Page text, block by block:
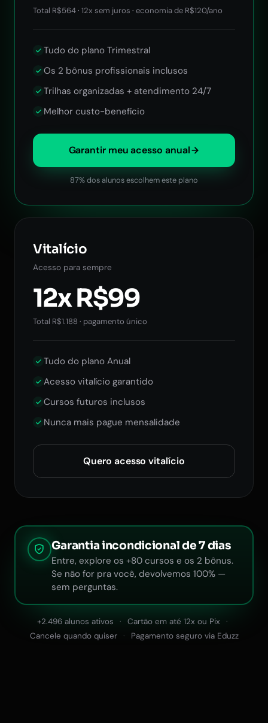
Total R$564 · 12x sem juros · economia de R$120/ano
Tudo do plano Trimestral
Os 2 bônus profissionais inclusos
Trilhas organizadas + atendimento 24/7
Melhor custo-benefício
Garantir meu acesso anual
87% dos alunos escolhem este plano
Vitalício
Acesso para sempre
12x R$99
Total R$1.188 · pagamento único
Tudo do plano Anual
Acesso vitalício garantido
Cursos futuros inclusos
Nunca mais pague mensalidade
Quero acesso vitalício
Garantia incondicional de 7 dias
Entre, explore os +80 cursos e os 2 bônus.
Se não for pra você, devolvemos 100% —
sem perguntas.
+2.496 alunos ativos
Cartão em até 12x ou Pix
Cancele quando quiser
Pagamento seguro via Eduzz